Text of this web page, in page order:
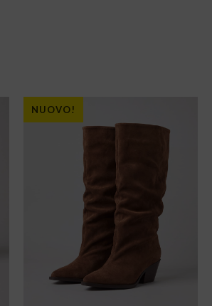
NUOVO!